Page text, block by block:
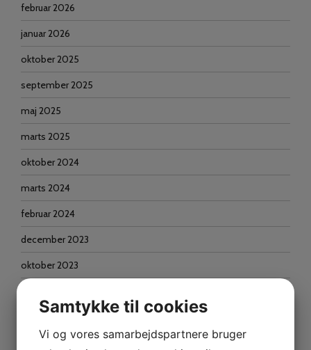
februar 2026
januar 2026
oktober 2025
september 2025
maj 2025
marts 2025
oktober 2024
marts 2024
februar 2024
december 2023
oktober 2023
juni 2023
april 2023
Samtykke til cookies
Vi og vores samarbejdspartnere bruger